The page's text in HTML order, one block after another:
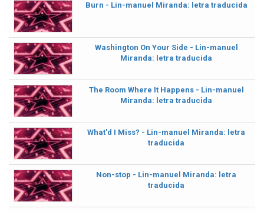
Burn - Lin-manuel Miranda: letra traducida
Washington On Your Side - Lin-manuel
Miranda: letra traducida
The Room Where It Happens - Lin-manuel
Miranda: letra traducida
What'd I Miss? - Lin-manuel Miranda: letra
traducida
Non-stop - Lin-manuel Miranda: letra
traducida